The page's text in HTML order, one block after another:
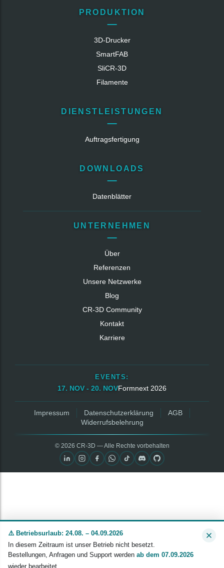
PRODUKTION
3D-Drucker
SmartFAB
SliCR‑3D
Filamente
DIENSTLEISTUNGEN
Auftragsfertigung
DOWNLOADS
Datenblätter
UNTERNEHMEN
Über
Referenzen
Unsere Netzwerke
Blog
CR‑3D Community
Kontakt
Karriere
EVENTS:
17. NOV - 20. NOVFormnext 2026
Impressum Datenschutzerklärung
AGB
Widerrufsbelehrung
© 2026 CR‑3D — Alle Rechte vorbehalten
⚠️ Betriebsurlaub: 24.08. – 04.09.2026
In diesem Zeitraum ist unser Betrieb nicht besetzt.
Bestellungen, Anfragen und Support werden ab dem 07.09.2026
wieder bearbeitet.